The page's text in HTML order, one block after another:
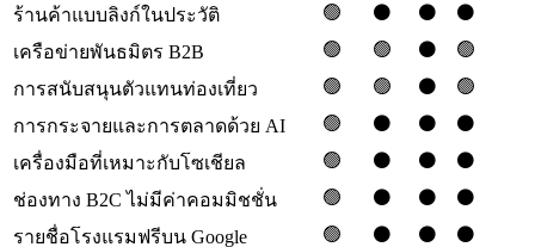
ร้านค้าแบบลิงก์ในประวัติ
🟢 ⚫️ ⚫️
⚫️
เครือข่ายพันธมิตร B2B
🟢 🟢 ⚫️
🟢
การสนับสนุนตัวแทนท่องเที่ยว
🟢 🟢 ⚫️
🟢
การกระจายและการตลาดด้วย AI
🟢 ⚫️ ⚫️
⚫️
เครื่องมือที่เหมาะกับโซเชียล
🟢 ⚫️ ⚫️
⚫️
ช่องทาง B2C ไม่มีค่าคอมมิชชั่น
🟢 ⚫️ ⚫️
⚫️
รายชื่อโรงแรมฟรีบน Google
🟢 ⚫️ ⚫️
⚫️